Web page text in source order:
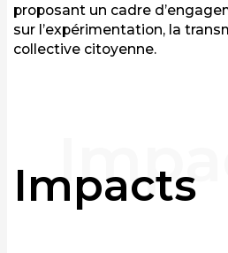
proposant un cadre
sur l’expérimentation, la
collective citoyenne.
Impacts